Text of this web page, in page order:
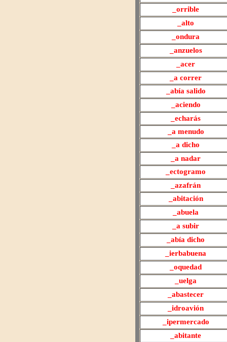
orrible
_alto
ondura
_anzuelos
_acer
_a correr
_abía salido
aciendo
_echarás
_a menudo
a dicho
a nadar
_ectogramo
azafrán
_abitación
_abuela
_a subir
_abía dicho
_ierbabuena
_oquedad
_uelga
_abastecer
_idroavión
ipermercado
_abitante